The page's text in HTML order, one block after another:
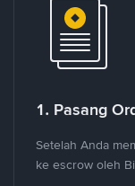
1. Pasang
Setelah Anda
ke escrow oleh